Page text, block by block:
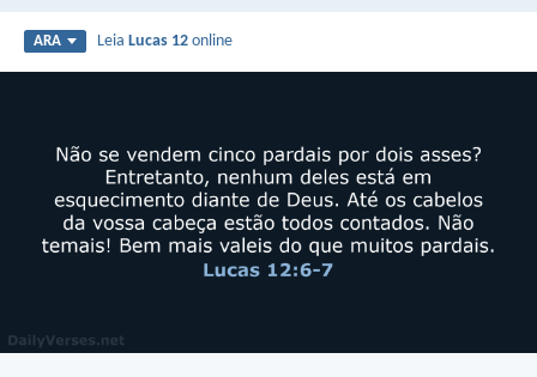
ARA LeiaLucas 12 online